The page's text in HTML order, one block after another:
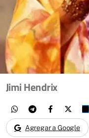
Jimi Hendrix
Agregar a Google